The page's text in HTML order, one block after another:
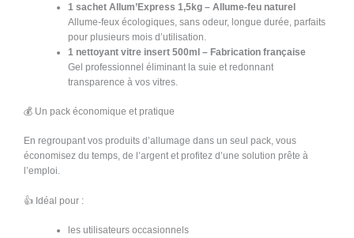
1 sachet Allum’Express 1,5kg – Allume-feu naturel
Allume-feux écologiques, sans odeur, longue durée, parfaits
pour plusieurs mois d’utilisation.
1 nettoyant vitre insert 500ml – Fabrication française
Gel professionnel éliminant la suie et redonnant
transparence à vos vitres.
💰 Un pack économique et pratique
En regroupant vos produits d’allumage dans un seul pack, vous
économisez du temps, de l’argent et profitez d’une solution prête à
l’emploi.
👍 Idéal pour :
les utilisateurs occasionnels